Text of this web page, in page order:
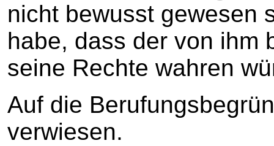
nicht bewusst gewesen
habe, dass der von ihm
seine Rechte wahren
Auf die
verwiesen.